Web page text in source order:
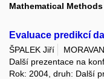
Mathematical
Evaluace predikcí
ŠPALEK Jiří
Další prezentace na
Rok: 2004, druh: Další